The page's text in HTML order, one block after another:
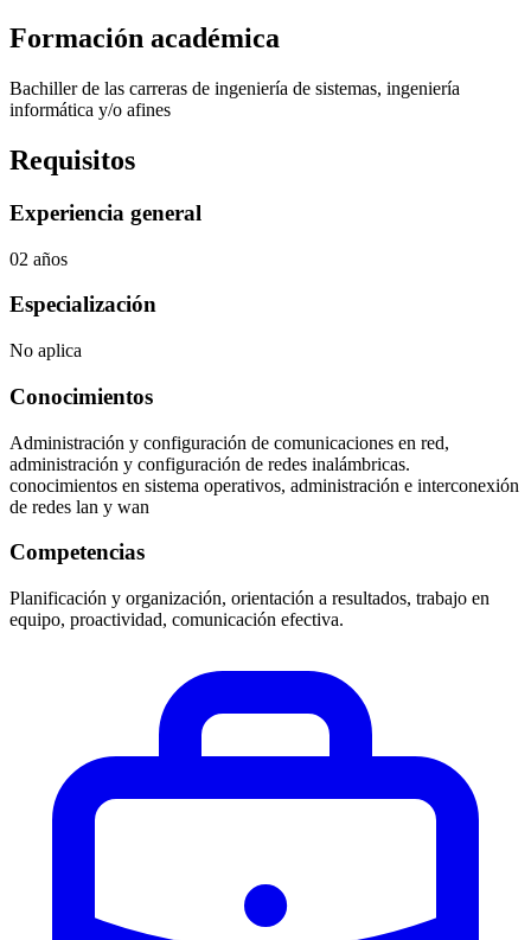
Formación académica
Bachiller de las carreras de ingeniería de sistemas, ingeniería
informática y/o afines
Requisitos
Experiencia general
02 años
Especialización
No aplica
Conocimientos
Administración y configuración de comunicaciones en red,
administración y configuración de redes inalámbricas.
conocimientos en sistema operativos, administración e interconexión
de redes lan y wan
Competencias
Planificación y organización, orientación a resultados, trabajo en
equipo, proactividad, comunicación efectiva.